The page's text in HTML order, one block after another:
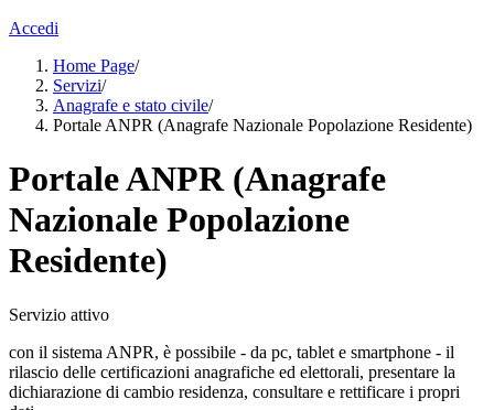
Accedi
Home Page/
Servizi/
Anagrafe e stato civile/
Portale ANPR (Anagrafe Nazionale Popolazione Residente)
Portale ANPR (Anagrafe
Nazionale Popolazione
Residente)
Servizio attivo
con il sistema ANPR, è possibile - da pc, tablet e smartphone - il
rilascio delle certificazioni anagrafiche ed elettorali, presentare la
dichiarazione di cambio residenza, consultare e rettificare i propri